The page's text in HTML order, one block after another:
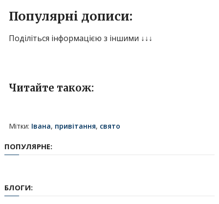
Популярні дописи:
Поділіться інформацією з іншими ↓↓↓
Читайте також:
Мітки: Івана, привітання, свято
ПОПУЛЯРНЕ:
БЛОГИ: